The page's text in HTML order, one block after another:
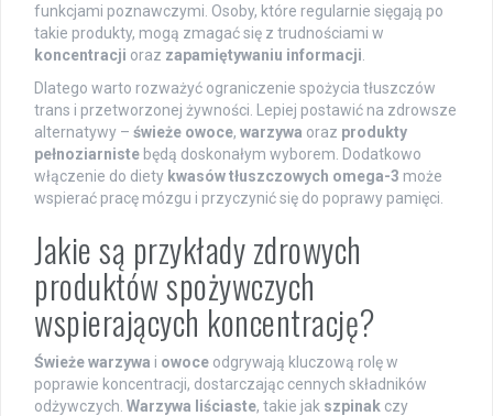
funkcjami poznawczymi. Osoby, które regularnie sięgają po
takie produkty, mogą zmagać się z trudnościami w
koncentracji oraz zapamiętywaniu informacji
Dlatego warto rozważyć ograniczenie spożycia tłuszczów
trans i przetworzonej żywności. Lepiej postawić na zdrowsze
alternatywy – świeże owoce, warzywa oraz produkty
pełnoziarniste będą doskonałym wyborem. Dodatkowo
włączenie do diety kwasów tłuszczowych omega-3 może
wspierać pracę mózgu i przyczynić się do poprawy pamięci.
Jakie są przykłady zdrowych
produktów spożywczych
wspierających koncentrację?
Świeże warzywa i owoce odgrywają kluczową rolę w
poprawie koncentracji, dostarczając cennych składników
odżywczych. Warzywa liściaste, takie jak szpinak czy